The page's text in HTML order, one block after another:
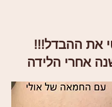
את ההבדל!!!
אחרי הלידה